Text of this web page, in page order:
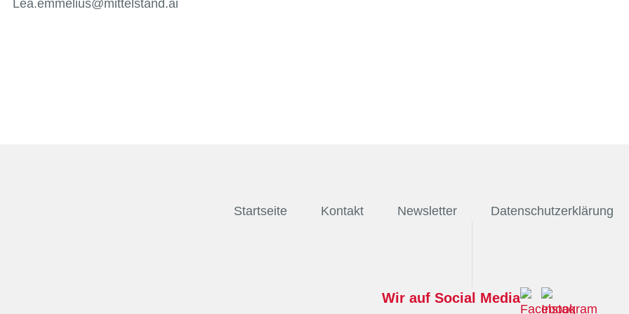
Lea.emmelius@mittelstand.ai
Startseite Kontakt Newsletter Datenschutzerklärung
Wir auf Social Media